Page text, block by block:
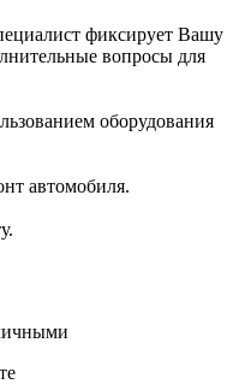
фиксирует Вашу
вопросы для
оборудования
автомобиля.